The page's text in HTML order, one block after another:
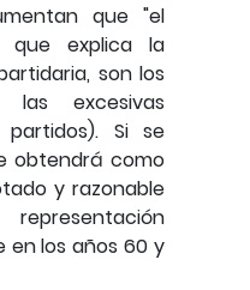
que "el
que explica la
son los
excesivas
Si se
obtendrá como
y razonable
en los años 60 y